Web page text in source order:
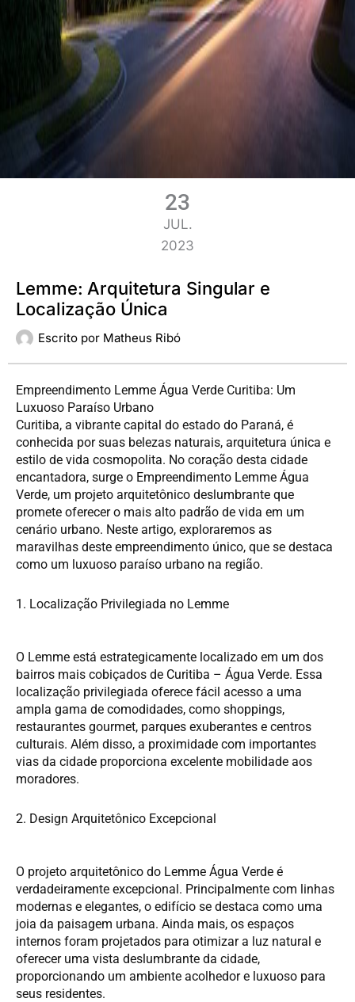
23
JUL.
2023
Lemme: Arquitetura Singular e
Localização Única
Escrito por Matheus Ribó
Empreendimento Lemme Água Verde Curitiba: Um
Luxuoso Paraíso Urbano
Curitiba, a vibrante capital do estado do Paraná, é
conhecida por suas belezas naturais, arquitetura única e
estilo de vida cosmopolita. No coração desta cidade
encantadora, surge o Empreendimento Lemme Água
Verde, um projeto arquitetônico deslumbrante que
promete oferecer o mais alto padrão de vida em um
cenário urbano. Neste artigo, exploraremos as
maravilhas deste empreendimento único, que se destaca
como um luxuoso paraíso urbano na região.
1. Localização Privilegiada no Lemme
O Lemme está estrategicamente localizado em um dos
bairros mais cobiçados de Curitiba – Água Verde. Essa
localização privilegiada oferece fácil acesso a uma
ampla gama de comodidades, como shoppings,
restaurantes gourmet, parques exuberantes e centros
culturais. Além disso, a proximidade com importantes
vias da cidade proporciona excelente mobilidade aos
moradores.
2. Design Arquitetônico Excepcional
O projeto arquitetônico do Lemme Água Verde é
verdadeiramente excepcional. Principalmente com linhas
modernas e elegantes, o edifício se destaca como uma
joia da paisagem urbana. Ainda mais, os espaços
internos foram projetados para otimizar a luz natural e
oferecer uma vista deslumbrante da cidade,
proporcionando um ambiente acolhedor e luxuoso para
seus residentes.